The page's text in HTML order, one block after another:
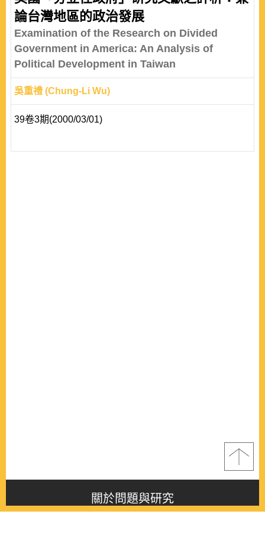
涉內政意..
論台灣地區的政治發展
Examination of the Research on Divided
Government in America: An Analysis of
Political Development in Taiwan
吳重禮 (Chung-Li Wu)
39卷3期(2000/03/01)
關於問題與研究
About this journal